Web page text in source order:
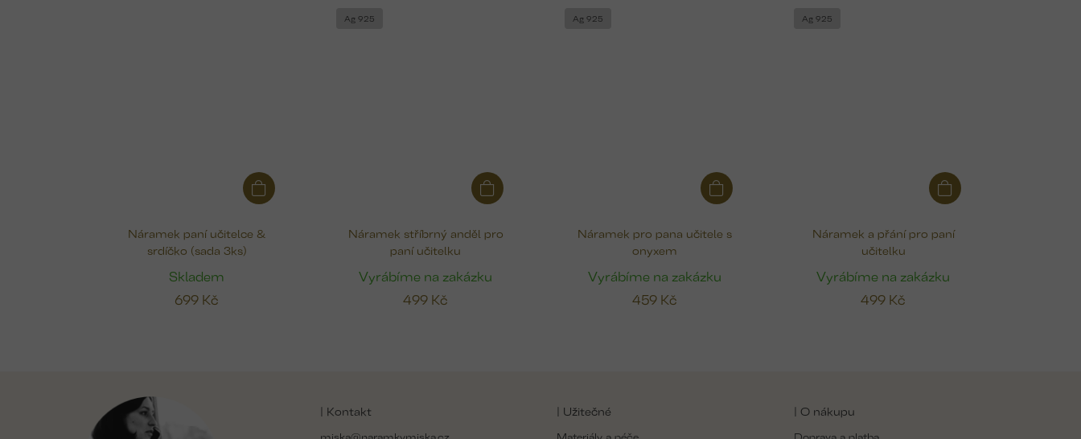
Náramek paní učitelce &
srdíčko (sada 3ks)
Skladem
699 Kč
Ag 925
Náramek stříbrný anděl pro
paní učitelku
Vyrábíme na zakázku
499 Kč
Ag 925
Náramek pro pana učitele s
onyxem
Vyrábíme na zakázku
459 Kč
Ag 925
Náramek a přání pro paní
učitelku
Vyrábíme na zakázku
499 Kč
| Kontakt | Užitečné | O nákupu